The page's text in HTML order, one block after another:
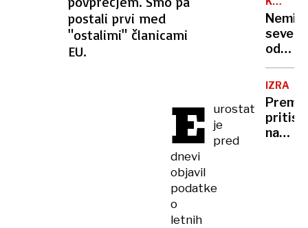
postali prvi med
"ostalimi" članicami
EU.
E
urostat
je
pred
dnevi
objavil
podatke
o
letnih
dan
Nemir
od
ZDA
IZRAEL
na